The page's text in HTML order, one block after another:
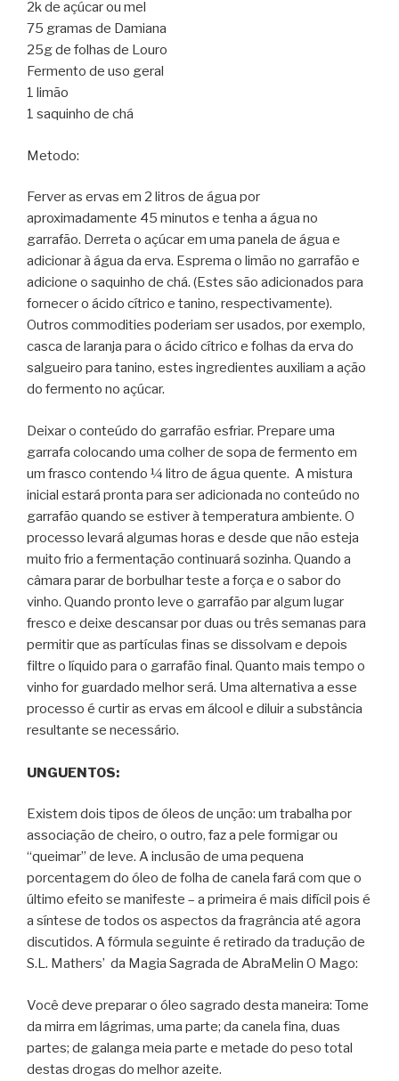
2k de açúcar ou mel
75 gramas de Damiana
25g de folhas de Louro
Fermento de uso geral
1 limão
1 saquinho de chá
Metodo:
Ferver as ervas em 2 litros de água por
aproximadamente 45 minutos e tenha a água no
garrafão. Derreta o açúcar em uma panela de água e
adicionar à água da erva. Esprema o limão no garrafão e
adicione o saquinho de chá. (Estes são adicionados para
fornecer o ácido cítrico e tanino, respectivamente).
Outros commodities poderiam ser usados, por exemplo,
casca de laranja para o ácido cítrico e folhas da erva do
salgueiro para tanino, estes ingredientes auxiliam a ação
do fermento no açúcar.
Deixar o conteúdo do garrafão esfriar. Prepare uma
garrafa colocando uma colher de sopa de fermento em
um frasco contendo ¼ litro de água quente. A mistura
inicial estará pronta para ser adicionada no conteúdo no
garrafão quando se estiver à temperatura ambiente. O
processo levará algumas horas e desde que não esteja
muito frio a fermentação continuará sozinha. Quando a
câmara parar de borbulhar teste a força e o sabor do
vinho. Quando pronto leve o garrafão par algum lugar
fresco e deixe descansar por duas ou três semanas para
permitir que as partículas finas se dissolvam e depois
filtre o líquido para o garrafão final. Quanto mais tempo o
vinho for guardado melhor será. Uma alternativa a esse
processo é curtir as ervas em álcool e diluir a substância
resultante se necessário.
UNGUENTOS:
Existem dois tipos de óleos de unção: um trabalha por
associação de cheiro, o outro, faz a pele formigar ou
“queimar” de leve. A inclusão de uma pequena
porcentagem do óleo de folha de canela fará com que o
último efeito se manifeste – a primeira é mais difícil pois é
a síntese de todos os aspectos da fragrância até agora
discutidos. A fórmula seguinte é retirado da tradução de
S.L. Mathers’ da Magia Sagrada de AbraMelin O Mago:
Você deve preparar o óleo sagrado desta maneira: Tome
da mirra em lágrimas, uma parte; da canela fina, duas
partes; de galanga meia parte e metade do peso total
destas drogas do melhor azeite.